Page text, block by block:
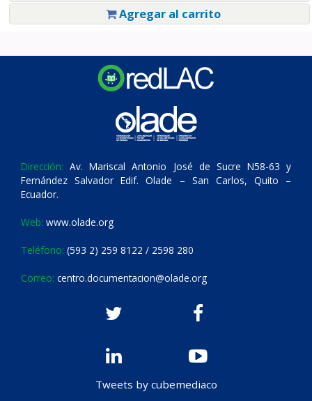
Agregar al carrito
Dirección: Av. Mariscal Antonio José de Sucre N58-63 y
Fernández Salvador Edif. Olade – San Carlos, Quito –
Ecuador.
Web: www.olade.org
Teléfono: (593 2) 259 8122 / 2598 280
Correo: centro.documentacion@olade.org
Tweets by cubemediaco